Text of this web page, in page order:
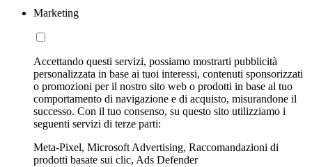
Marketing
Accettando questi servizi, possiamo mostrarti pubblicità
personalizzata in base ai tuoi interessi, contenuti sponsorizzati
o promozioni per il nostro sito web o prodotti in base al tuo
comportamento di navigazione e di acquisto, misurandone il
successo. Con il tuo consenso, su questo sito utilizziamo i
seguenti servizi di terze parti:
Meta-Pixel, Microsoft Advertising, Raccomandazioni di
prodotti basate sui clic, Ads Defender